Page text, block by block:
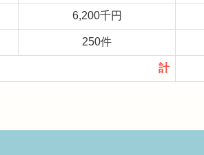
6,200千円
250件
計